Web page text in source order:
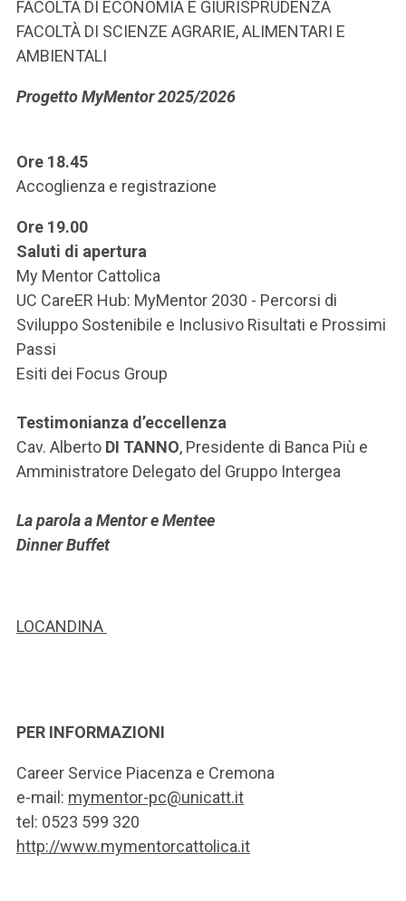
SEI UN DOCENTE O UN MEMBRO DELLO STAFF
ACCEDI A CLOUDMAIL
FACOLTÀ DI ECONOMIA E GIURISPRUDENZA
FACOLTÀ DI SCIENZE AGRARIE, ALIMENTARI E
AMBIENTALI
Progetto MyMentor 2025/2026
Ore 18.45
Accoglienza e registrazione
Ore 19.00
Saluti di apertura
My Mentor Cattolica
UC CareER Hub: MyMentor 2030 - Percorsi di
Sviluppo Sostenibile e Inclusivo Risultati e Prossimi
Passi
Esiti dei Focus Group
Testimonianza d’eccellenza
Cav. Alberto DI TANNO, Presidente di Banca Più e
Amministratore Delegato del Gruppo Intergea
La parola a Mentor e Mentee
Dinner Buffet
LOCANDINA
PER INFORMAZIONI
Career Service Piacenza e Cremona
e-mail: mymentor-pc@unicatt.it
tel: 0523 599 320
http://www.mymentorcattolica.it